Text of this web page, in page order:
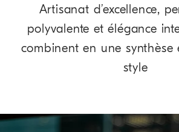
Artisanat d’excellence,
polyvalente et élégance
combinent en une synthèse
style